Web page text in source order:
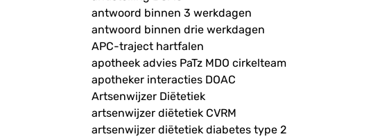
antwoord binnen 3 werkdagen
antwoord binnen drie werkdagen
APC-traject hartfalen
apotheek advies PaTz MDO cirkelteam
apotheker interacties DOAC
Artsenwijzer Diëtetiek
artsenwijzer diëtetiek CVRM
artsenwijzer diëtetiek diabetes type 2